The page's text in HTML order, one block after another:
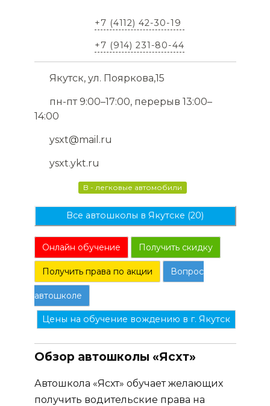
+7 (4112) 42-30-19
+7 (914) 231-80-44
Якутск, ул. Пояркова,15
пн-пт 9:00–17:00, перерыв 13:00–
14:00
ysxt@mail.ru
ysxt.ykt.ru
B - легковые автомобили
Все автошколы в Якутске (20)
Онлайн обучение Получить скидку
Получить права по акции Вопрос
автошколе
Цены на обучение вождению в г. Якутск
Обзор автошколы «Ясхт»
Автошкола «Ясхт» обучает желающих
получить водительские права на